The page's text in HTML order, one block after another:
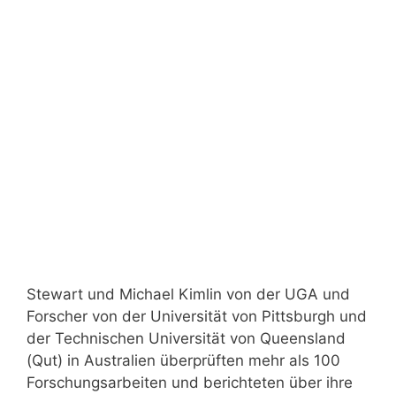
Stewart und Michael Kimlin von der UGA und
Forscher von der Universität von Pittsburgh und
der Technischen Universität von Queensland
(Qut) in Australien überprüften mehr als 100
Forschungsarbeiten und berichteten über ihre